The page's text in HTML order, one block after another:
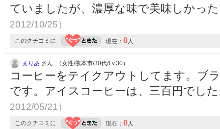
ていましたが、濃厚な味で美味しかっ
2012/10/25）
このクチコミに 現在： 0 人
まりあ さん （女性/熊本市/30代/Lv.30）
コーヒーをテイクアウトしてます。ブ
です。アイスコーヒーは、三百円でし
2012/05/21）
このクチコミに 現在： 0 人